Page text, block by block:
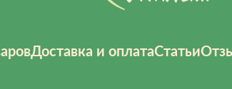
Доставка и оплатаСтатьи